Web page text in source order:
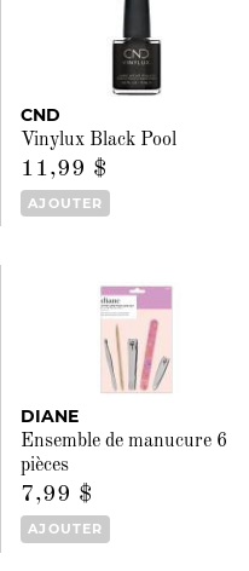
CND
Vinylux Black Pool
11,99 $
AJOUTER
DIANE
Ensemble de manucure 6
pièces
7,99 $
AJOUTER